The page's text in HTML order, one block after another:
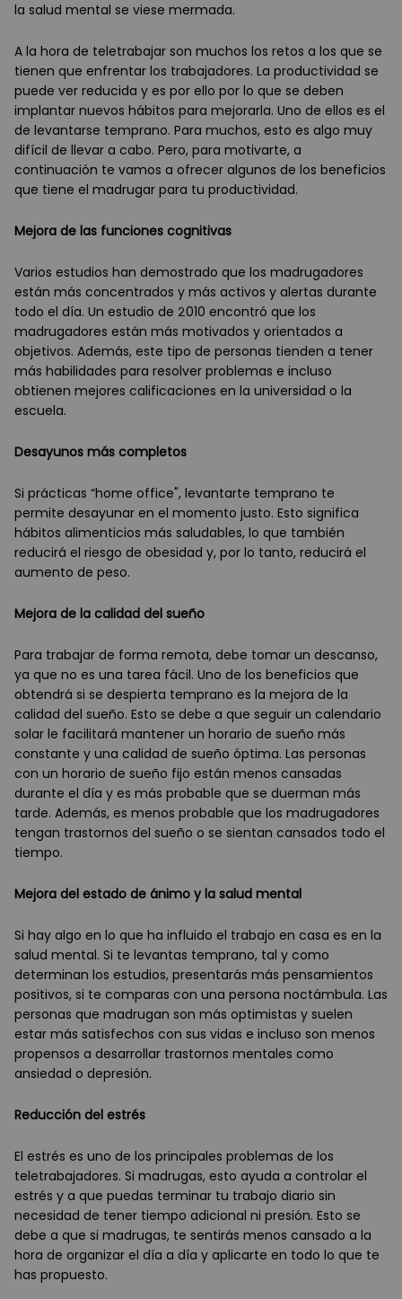
la salud mental se viese mermada.
A la hora de teletrabajar son muchos los retos a los que se
tienen que enfrentar los trabajadores. La productividad se
puede ver reducida y es por ello por lo que se deben
implantar nuevos hábitos para mejorarla. Uno de ellos es el
de levantarse temprano. Para muchos, esto es algo muy
difícil de llevar a cabo. Pero, para motivarte, a
continuación te vamos a ofrecer algunos de los beneficios
que tiene el madrugar para tu productividad.
Mejora de las funciones cognitivas
Varios estudios han demostrado que los madrugadores
están más concentrados y más activos y alertas durante
todo el día. Un estudio de 2010 encontró que los
madrugadores están más motivados y orientados a
objetivos. Además, este tipo de personas tienden a tener
más habilidades para resolver problemas e incluso
obtienen mejores calificaciones en la universidad o la
escuela.
Desayunos más completos
Si prácticas “home office", levantarte temprano te
permite desayunar en el momento justo. Esto significa
hábitos alimenticios más saludables, lo que también
reducirá el riesgo de obesidad y, por lo tanto, reducirá el
aumento de peso.
Mejora de la calidad del sueño
Para trabajar de forma remota, debe tomar un descanso,
ya que no es una tarea fácil. Uno de los beneficios que
obtendrá si se despierta temprano es la mejora de la
calidad del sueño. Esto se debe a que seguir un calendario
solar le facilitará mantener un horario de sueño más
constante y una calidad de sueño óptima. Las personas
con un horario de sueño fijo están menos cansadas
durante el día y es más probable que se duerman más
tarde. Además, es menos probable que los madrugadores
tengan trastornos del sueño o se sientan cansados todo el
tiempo.
Mejora del estado de ánimo y la salud mental
Si hay algo en lo que ha influido el trabajo en casa es en la
salud mental. Si te levantas temprano, tal y como
determinan los estudios, presentarás más pensamientos
positivos, si te comparas con una persona noctámbula. Las
personas que madrugan son más optimistas y suelen
estar más satisfechos con sus vidas e incluso son menos
propensos a desarrollar trastornos mentales como
ansiedad o depresión.
Reducción del estrés
El estrés es uno de los principales problemas de los
teletrabajadores. Si madrugas, esto ayuda a controlar el
estrés y a que puedas terminar tu trabajo diario sin
necesidad de tener tiempo adicional ni presión. Esto se
debe a que si madrugas, te sentirás menos cansado a la
hora de organizar el día a día y aplicarte en todo lo que te
has propuesto.